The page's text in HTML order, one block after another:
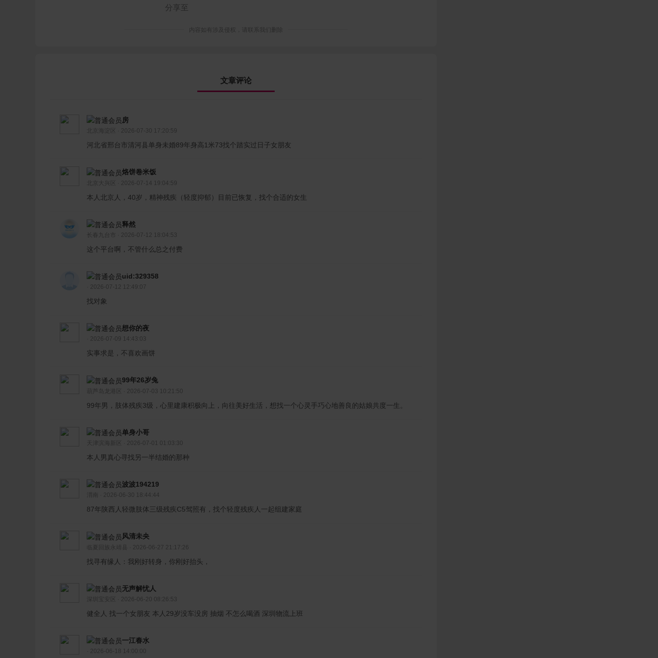
内容如有涉及侵权，请联系我们删除
文章评论
房
北京海淀区 · 2026-07-30 17:20:59
河北省邢台市清河县单身未婚89年身高1米73找个踏实过日子女朋友
烙饼卷米饭
北京大兴区 · 2026-07-14 19:04:59
本人北京人，40岁，精神残疾（轻度抑郁）目前已恢复，找个合适的女生
释然
长春九台市 · 2026-07-12 18:04:53
这个平台啊，不管什么总之付费
uid:329358
· 2026-07-12 12:49:07
找对象
想你的夜
· 2026-07-09 14:43:03
实事求是，不喜欢画饼
99年26岁兔
葫芦岛龙港区 · 2026-07-03 10:21:50
99年男，肢体残疾3级，心里建康积极向上，向往美好生活，想找一个心灵手巧心地善良的姑娘共度一生。
单身小哥
天津滨海新区 · 2026-07-01 01:03:30
本人男真心寻找另一半结婚的那种
波波194219
渭南 · 2026-06-30 18:44:44
87年陕西人轻微肢体三级残疾C5驾照有，找个轻度残疾人一起组建家庭
风清未央
临夏回族永靖县 · 2026-06-27 21:17:26
找寻有缘人：我刚好转身，你刚好抬头，
无声解忧人
深圳宝安区 · 2026-06-20 08:26:53
健全人 找一个女朋友 本人29岁没车没房 抽烟 不怎么喝酒 深圳物流上班
一江春水
· 2026-06-18 14:00:00